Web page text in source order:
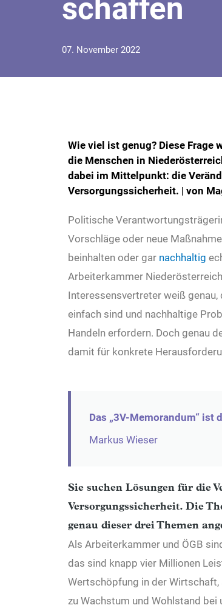
schaffen
07. November 2022
Wie viel ist genug? Diese
die Menschen in
dabei im Mittelpunkt: die
Versorgungssicherheit. | von
Politische
Vorschläge oder neue
beinhalten oder gar nachhaltig
Arbeiterkammer
Interessensvertreter weiß
einfach sind und nachhaltige
Handeln erfordern. Doch genau
damit für konkrete
Das „3V-Memorandum“ ist
Markus Wieser
Sie suchen Lösungen für die
Versorgungssicherheit. Die
genau dieser drei Themen
Als Arbeiterkammer und ÖGB
das sind knapp vier Millionen
Wertschöpfung in der
zu Wachstum und Wohlstand